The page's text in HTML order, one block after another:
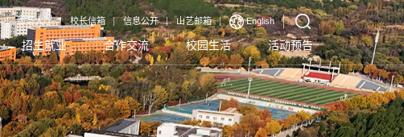
服务大厅 校长信箱 信息公开 山艺邮箱 English
招生就业 合作交流 校园生活 活动预告